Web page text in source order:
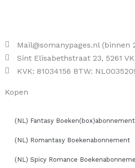
Mail@somanypages.nl (binnen
Sint Elisabethstraat 23, 5261
KVK: 81034156 BTW:
Kopen
(NL) Fantasy Boeken(box)abonnement
(NL) Romantasy Boekenabonnement
(NL) Spicy Romance